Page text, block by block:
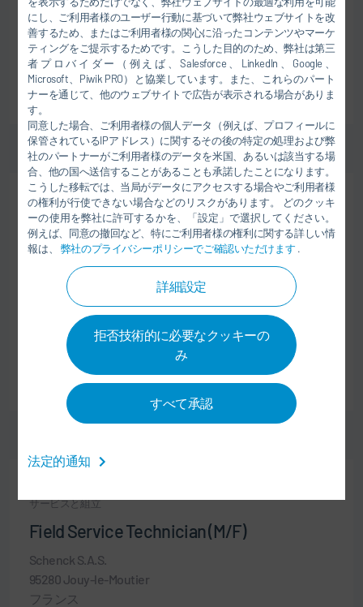
にし、ご利用者様のユーザー行動に基づいて弊社ウェブサイトを改
善するため、またはご利用者様の関心に沿ったコンテンツやマーケ
ティングをご提示するためです。こうした目的のため、弊社は第三
者プロバイダー（例えば、Salesforce、LinkedIn、Google、
Microsoft、Piwik PRO）と協業しています。また、これらのパート
ナーを通じて、他のウェブサイトで広告が表示される場合がありま
す。
同意した場合、ご利用者様の個人データ（例えば、プロフィールに
保管されているIPアドレス）に関するその後の特定の処理および弊
社のパートナーがご利用者様のデータを米国、あるいは該当する場
合、他の国へ送信することがあることも承諾したことになります。
こうした移転では、当局がデータにアクセスする場合やご利用者様
の権利が行使できない場合などのリスクがあります。 どのクッキ
ーの使用を弊社に許可するかを、「設定」で選択してください。
例えば、同意の撤回など、特にご利用者様の権利に関する詳しい情
報は、 弊社のプライバシーポリシーでご確認いただけます .
詳細設定
拒否技術的に必要なクッキーの
み
すべて承認
法定的通知
Dürr IT Services India
201 305 Noida
インド
仕事へ
職業経験者
流通と購買
German Speaking Operational Buyer for
Material Management (MM) Team
Dürr Group Services, India
201 305 Noida
仕事へ
サービスと組立
Field Service Technician (M/F)
Schenck S.A.S.
95280 Jouy-le-Moutier
フランス